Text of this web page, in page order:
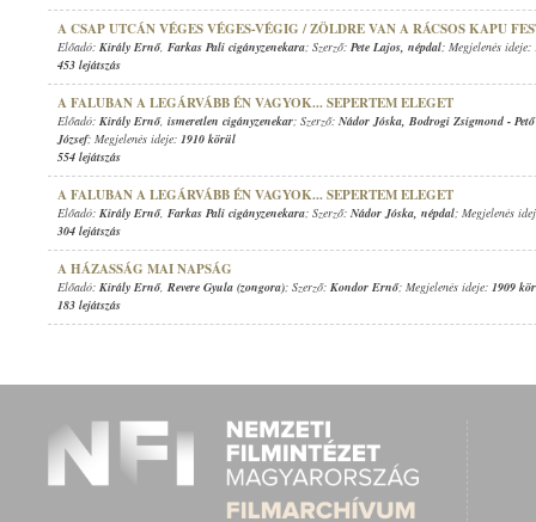
A CSAP UTCÁN VÉGES VÉGES-VÉGIG / ZÖLDRE VAN A RÁCSOS KAPU
Előadó: Király Ernő, Farkas Pali cigányzenekara; Szerző: Pete Lajos, népdal; Megjelenés ideje:
453 lejátszás
A FALUBAN A LEGÁRVÁBB ÉN VAGYOK... SEPERTEM ELEGET
Előadó: Király Ernő, ismeretlen cigányzenekar; Szerző: Nádor Jóska, Bodrogi Zsigmond -
József; Megjelenés ideje: 1910 körül
554 lejátszás
A FALUBAN A LEGÁRVÁBB ÉN VAGYOK... SEPERTEM ELEGET
Előadó: Király Ernő, Farkas Pali cigányzenekara; Szerző: Nádor Jóska, népdal; Megjelenés
304 lejátszás
A HÁZASSÁG MAI NAPSÁG
Előadó: Király Ernő, Revere Gyula (zongora); Szerző: Kondor Ernő; Megjelenés ideje: 1909
183 lejátszás